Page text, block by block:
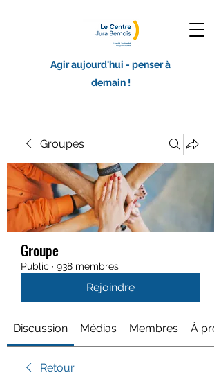
Agir aujourd'hui - penser à
demain !
Groupes
Groupe
Public · 938 membres
Rejoindre
Discussion Médias Membres À
Retour